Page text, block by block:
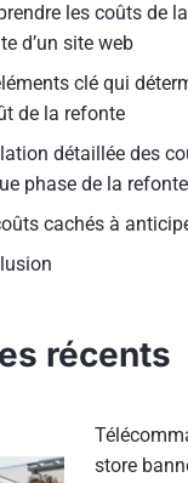
les coûts de la
d’un site web
clé qui
de la refonte
détaillée des
phase de la refonte
cachés à
récents
store